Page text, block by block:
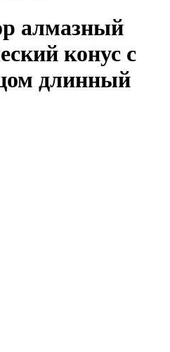
алмазный
конус с
длинный